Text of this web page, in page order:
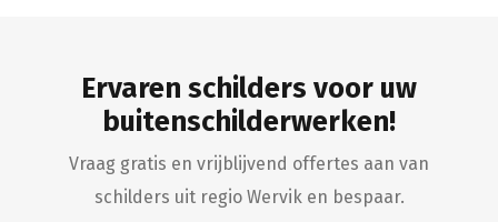
Ervaren schilders voor uw
buitenschilderwerken!
Vraag gratis en vrijblijvend offertes aan van
schilders uit regio Wervik en bespaar.